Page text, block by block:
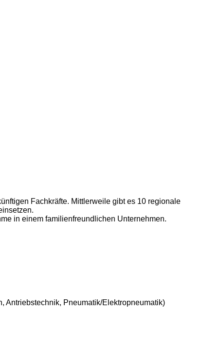
Fachkräfte. Mittlerweile gibt es 10 regionale
in einem familienfreundlichen Unternehmen.
Antriebstechnik, Pneumatik/Elektropneumatik)